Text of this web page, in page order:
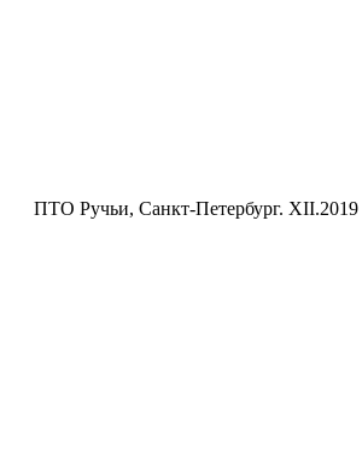
ПТО Ручьи, Санкт-Петербург. XII.2019